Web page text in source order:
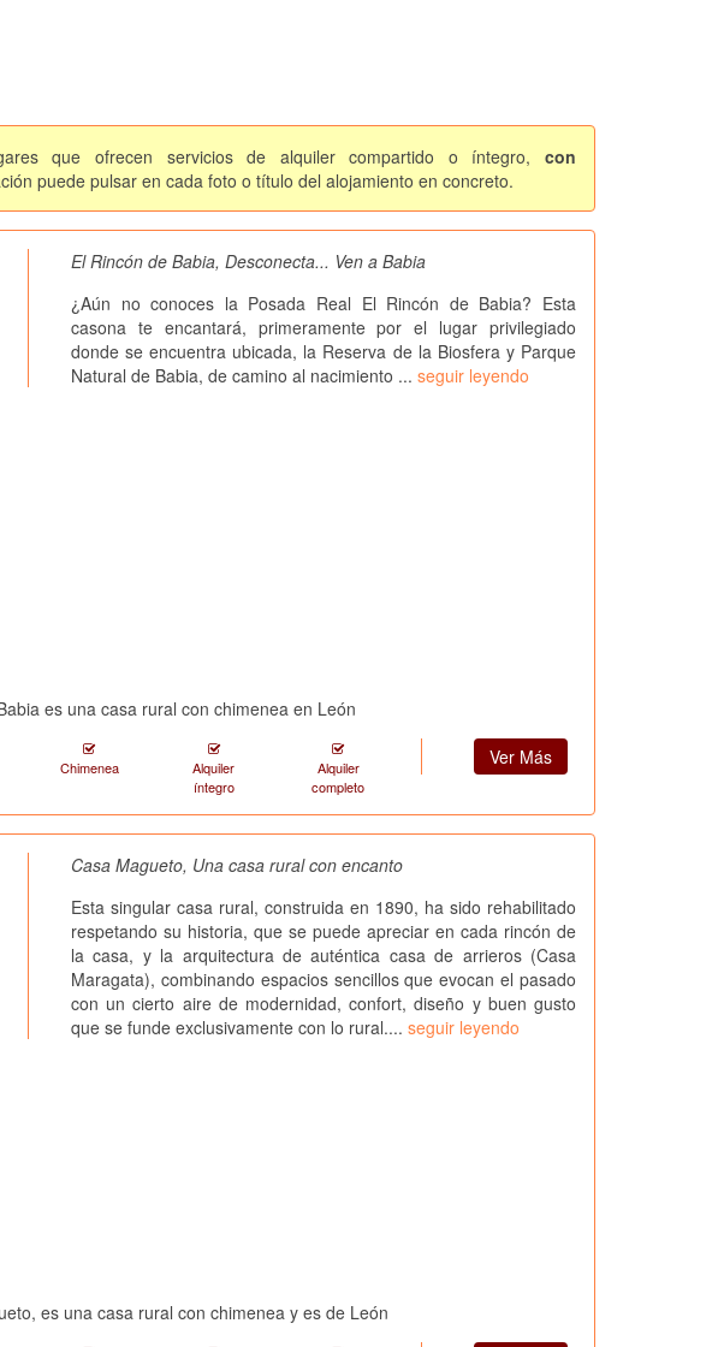
que ofrecen servicios de alquiler compartido o íntegro, con
puede pulsar en cada foto o título del alojamiento en concreto.
El Rincón de Babia, Desconecta... Ven a Babia
¿Aún no conoces la Posada Real El Rincón de Babia? Esta
casona te encantará, primeramente por el lugar privilegiado
donde se encuentra ubicada, la Reserva de la Biosfera y Parque
Natural de Babia, de camino al nacimiento ... seguir leyendo
es una casa rural con chimenea en León
Chimenea
Alquiler
íntegro
Alquiler
completo
Ver Más
Casa Magueto, Una casa rural con encanto
Esta singular casa rural, construida en 1890, ha sido rehabilitado
respetando su historia, que se puede apreciar en cada rincón de
la casa, y la arquitectura de auténtica casa de arrieros (Casa
Maragata), combinando espacios sencillos que evocan el pasado
con un cierto aire de modernidad, confort, diseño y buen gusto
que se funde exclusivamente con lo rural.... seguir leyendo
es una casa rural con chimenea y es de León